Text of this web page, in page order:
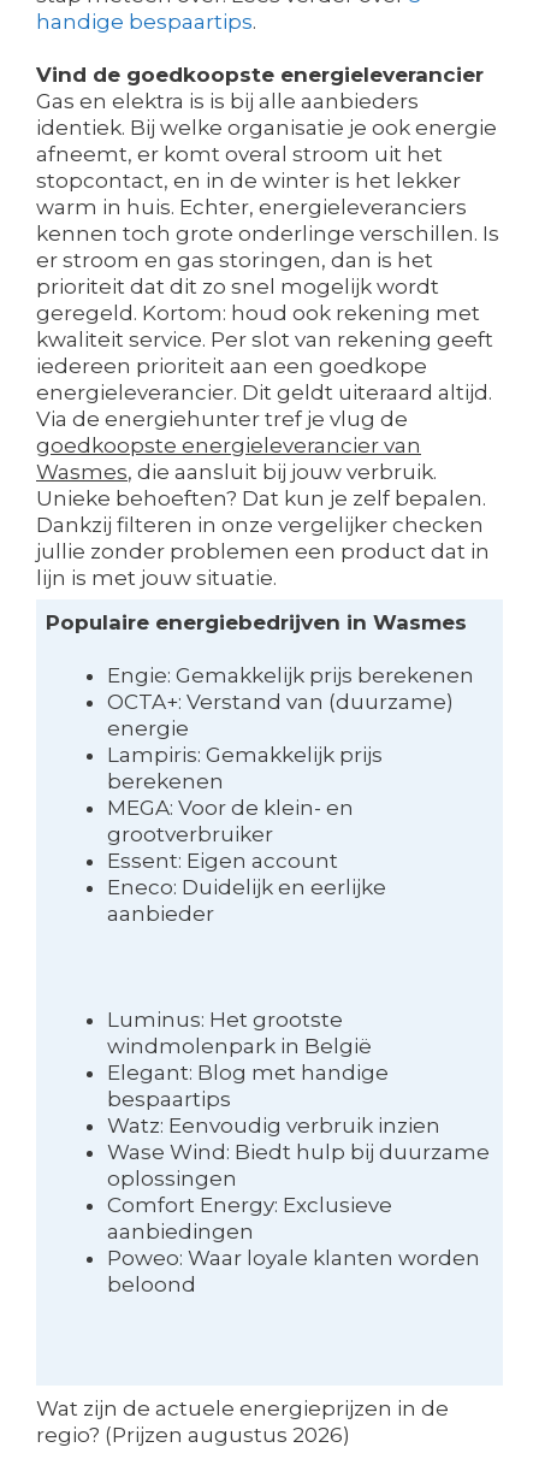
handige bespaartips.
Vind de goedkoopste energieleverancier
Gas en elektra is is bij alle aanbieders
identiek. Bij welke organisatie je ook energie
afneemt, er komt overal stroom uit het
stopcontact, en in de winter is het lekker
warm in huis. Echter, energieleveranciers
kennen toch grote onderlinge verschillen. Is
er stroom en gas storingen, dan is het
prioriteit dat dit zo snel mogelijk wordt
geregeld. Kortom: houd ook rekening met
kwaliteit service. Per slot van rekening geeft
iedereen prioriteit aan een goedkope
energieleverancier. Dit geldt uiteraard altijd.
Via de energiehunter tref je vlug de
goedkoopste energieleverancier van
Wasmes, die aansluit bij jouw verbruik.
Unieke behoeften? Dat kun je zelf bepalen.
Dankzij filteren in onze vergelijker checken
jullie zonder problemen een product dat in
lijn is met jouw situatie.
Populaire energiebedrijven in Wasmes
Engie: Gemakkelijk prijs berekenen
OCTA+: Verstand van (duurzame)
energie
Lampiris: Gemakkelijk prijs
berekenen
MEGA: Voor de klein- en
grootverbruiker
Essent: Eigen account
Eneco: Duidelijk en eerlijke
aanbieder
Luminus: Het grootste
windmolenpark in België
Elegant: Blog met handige
bespaartips
Watz: Eenvoudig verbruik inzien
Wase Wind: Biedt hulp bij duurzame
oplossingen
Comfort Energy: Exclusieve
aanbiedingen
Poweo: Waar loyale klanten worden
beloond
Wat zijn de actuele energieprijzen in de
regio? (Prijzen augustus 2026)